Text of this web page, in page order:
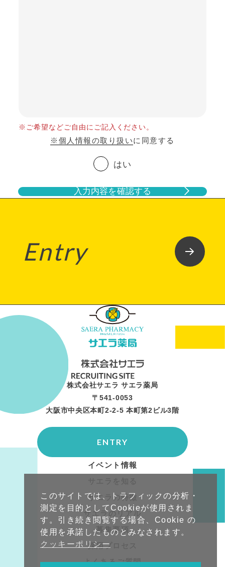
※ご希望などご自由にご記入ください。
※個人情報の取り扱いに同意する
はい
入力内容を確認する
Entry
株式会社サエラ サエラ薬局
〒541-0053
大阪市中央区本町2-2-5 本町第2ビル3階
イベント情報
サエラの特徴
サエラのリアル
募集要項
採用プロセス
よくあるご質問
ENTRY
このサイトでは、トラフィックの分析・
測定を目的としてCookieが使用されま
す。引き続き閲覧する場合、Cookie の
使用を承諾したものとみなされます。
クッキーポリシー